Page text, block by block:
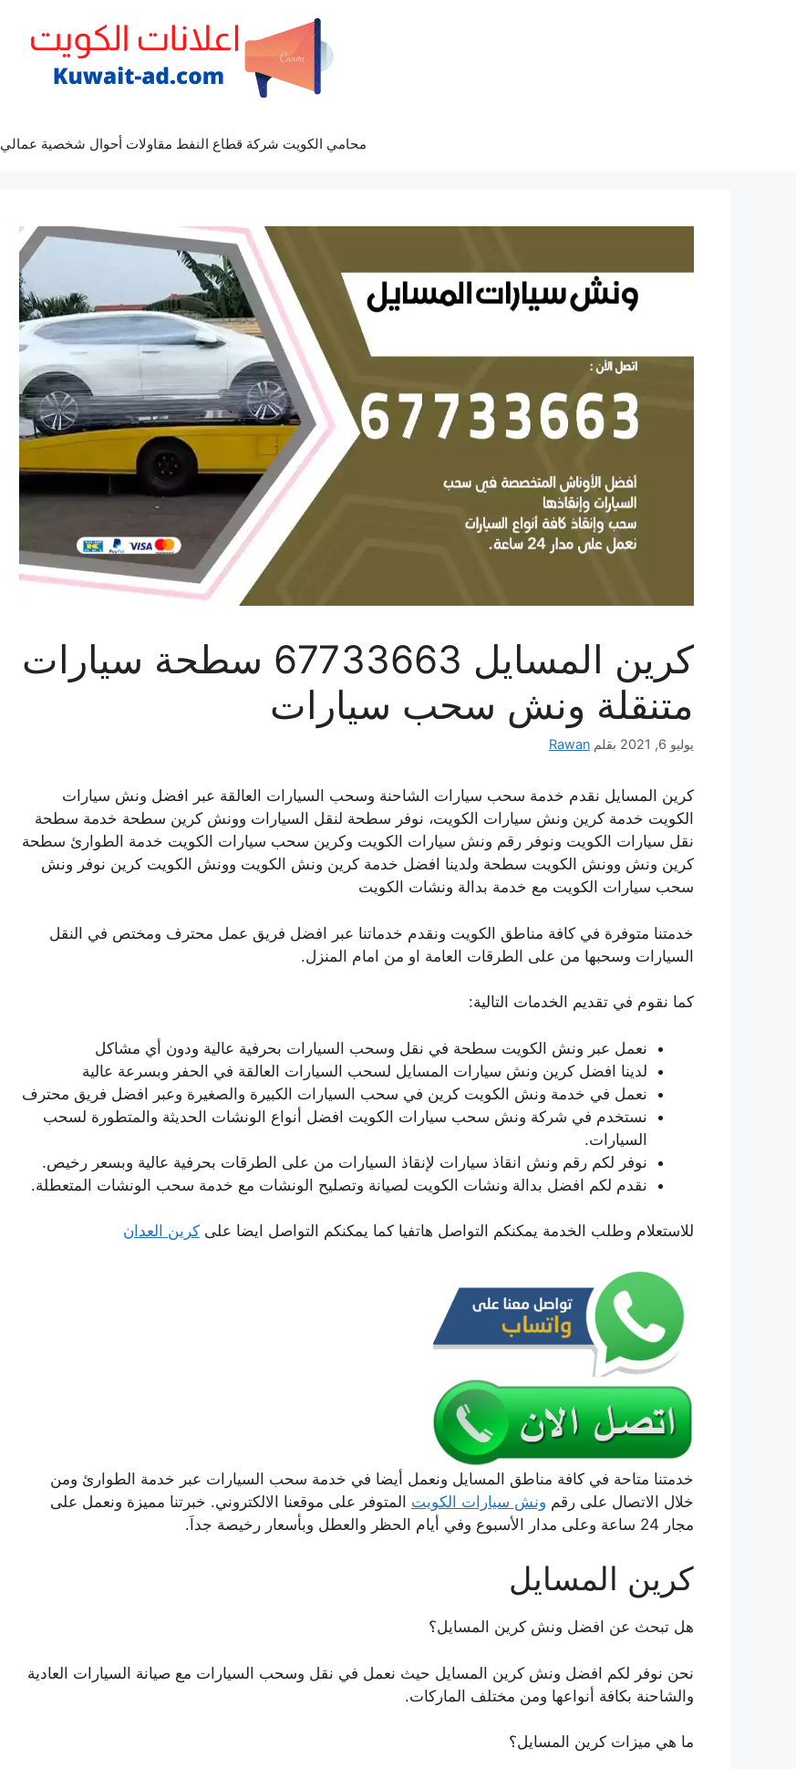
محامي الكويت شركة قطاع النفط مقاولات أحوال شخصية عمالي
كرين المسايل 67733663 سطحة سيارات
متنقلة ونش سحب سيارات
يوليو 6, 2021 بقلم Rawan
كرين المسايل نقدم خدمة سحب سيارات الشاحنة وسحب السيارات العالقة عبر افضل ونش سيارات
الكويت خدمة كرين ونش سيارات الكويت، نوفر سطحة لنقل السيارات وونش كرين سطحة خدمة سطحة
نقل سيارات الكويت ونوفر رقم ونش سيارات الكويت وكرين سحب سيارات الكويت خدمة الطوارئ سطحة
كرين ونش وونش الكويت سطحة ولدينا افضل خدمة كرين ونش الكويت وونش الكويت كرين نوفر ونش
سحب سيارات الكويت مع خدمة بدالة ونشات الكويت
خدمتنا متوفرة في كافة مناطق الكويت ونقدم خدماتنا عبر افضل فريق عمل محترف ومختص في النقل
السيارات وسحبها من على الطرقات العامة او من امام المنزل.
كما نقوم في تقديم الخدمات التالية:
نعمل عبر ونش الكويت سطحة في نقل وسحب السيارات بحرفية عالية ودون أي مشاكل
لدينا افضل كرين ونش سيارات المسايل لسحب السيارات العالقة في الحفر وبسرعة عالية
نعمل في خدمة ونش الكويت كرين في سحب السيارات الكبيرة والصغيرة وعبر افضل فريق محترف
نستخدم في شركة ونش سحب سيارات الكويت افضل أنواع الونشات الحديثة والمتطورة لسحب
السيارات.
نوفر لكم رقم ونش انقاذ سيارات لإنقاذ السيارات من على الطرقات بحرفية عالية وبسعر رخيص.
نقدم لكم افضل بدالة ونشات الكويت لصيانة وتصليح الونشات مع خدمة سحب الونشات المتعطلة.
للاستعلام وطلب الخدمة يمكنكم التواصل هاتفيا كما يمكنكم التواصل ايضا على كرين العدان
خدمتنا متاحة في كافة مناطق المسايل ونعمل أيضا في خدمة سحب السيارات عبر خدمة الطوارئ ومن
خلال الاتصال على رقم ونش سيارات الكويت المتوفر على موقعنا الالكتروني. خبرتنا مميزة ونعمل على
مجار 24 ساعة وعلى مدار الأسبوع وفي أيام الحظر والعطل وبأسعار رخيصة جداَ.
كرين المسايل
هل تبحث عن افضل ونش كرين المسايل؟
نحن نوفر لكم افضل ونش كرين المسايل حيث نعمل في نقل وسحب السيارات مع صيانة السيارات العادية
والشاحنة بكافة أنواعها ومن مختلف الماركات.
ما هي ميزات كرين المسايل؟